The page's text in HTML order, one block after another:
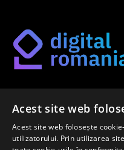
Găsește-ți metoda potrivită
noastră.
Acest site web
Acest site web folosește
utilizatorului. Prin utilizarea